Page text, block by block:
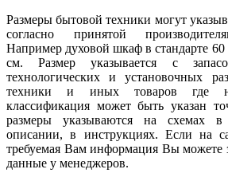
Размеры бытовой техники могут
согласно принятой
Например духовой шкаф в стандарте
см. Размер указывается с
технологических и установочных
техники и иных товаров где
классификация может быть указан
размеры указываются на схемах в
описании, в инструкциях. Если на
требуемая Вам информация Вы можете
данные у менеджеров.